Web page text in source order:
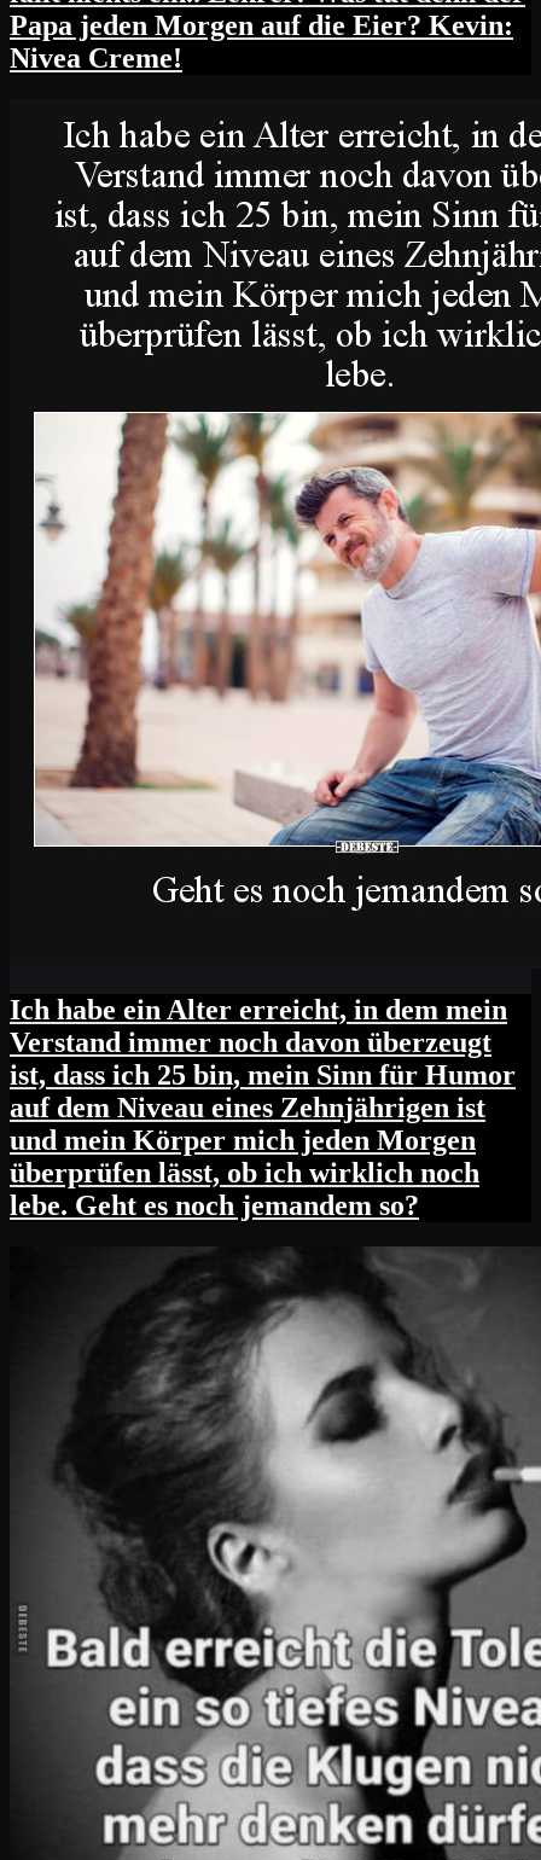
Papa jeden Morgen auf die Eier? Kevin:
Nivea Creme!
Ich habe ein Alter erreicht, in dem mein
Verstand immer noch davon überzeugt
ist, dass ich 25 bin, mein Sinn für Humor
auf dem Niveau eines Zehnjährigen ist
und mein Körper mich jeden Morgen
überprüfen lässt, ob ich wirklich noch
lebe. Geht es noch jemandem so?